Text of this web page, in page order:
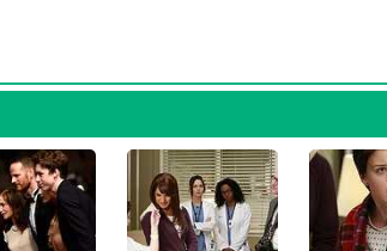
که توانست با مهارت خود، آن نقش و همچنین
،گابریل بیرن،ایزابل هوپروDevin Druidبر
در فیلم بهترین ساعات
چونکریس پاین،کیسی افلک ، بن فاسترو